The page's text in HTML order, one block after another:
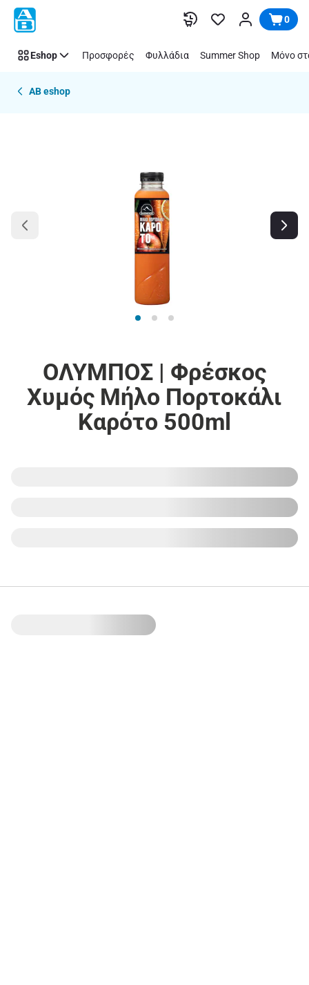
Παράλειψη 0
Eshop Προσφορές Φυλλάδια Summer Shop Μόνο
AB eshop
ΟΛΥΜΠΟΣ | Φρέσκος
Χυμός Μήλο Πορτοκάλι
Καρότο 500ml